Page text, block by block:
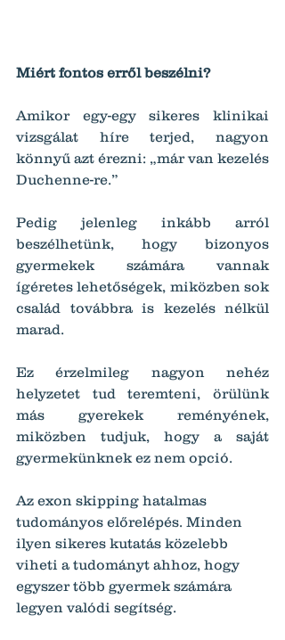
Miért fontos erről beszélni?
Amikor egy-egy sikeres klinikai
vizsgálat híre terjed, nagyon
könnyű azt érezni: „már van kezelés
Duchenne-re.”
Pedig jelenleg inkább arról
beszélhetünk, hogy bizonyos
gyermekek számára vannak
ígéretes lehetőségek, miközben sok
család továbbra is kezelés nélkül
marad.
Ez érzelmileg nagyon nehéz
helyzetet tud teremteni, örülünk
más gyerekek reményének,
miközben tudjuk, hogy a saját
gyermekünknek ez nem opció.
Az exon skipping hatalmas
tudományos előrelépés. Minden
ilyen sikeres kutatás közelebb
viheti a tudományt ahhoz, hogy
egyszer több gyermek számára
legyen valódi segítség.